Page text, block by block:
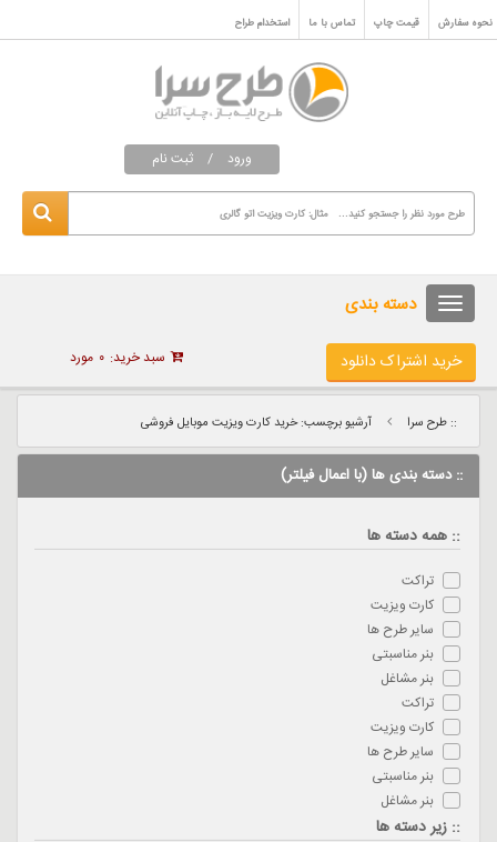
نحوه سفارش قیمت چاپ تماس با ما استخدام طراح
ورود / ثبت نام
دسته بندی
خرید اشتراک دانلود سبد خرید: ۰ مورد
:: طرح سرا آرشیو برچسب: خرید کارت ویزیت موبایل فروشی
:: دسته بندی ها (با اعمال فیلتر)
:: همه دسته ها
تراکت
کارت ویزیت
سایر طرح ها
بنر مناسبتی
بنر مشاغل
تراکت
کارت ویزیت
سایر طرح ها
بنر مناسبتی
بنر مشاغل
:: زیر دسته ها